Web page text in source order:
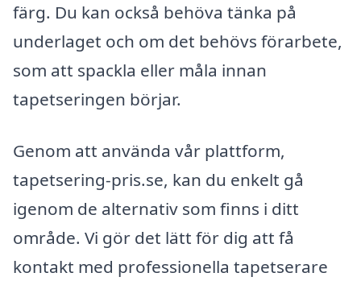
färg. Du kan också behöva tänka på
underlaget och om det behövs förarbete,
som att spackla eller måla innan
tapetseringen börjar.
Genom att använda vår plattform,
tapetsering-pris.se, kan du enkelt gå
igenom de alternativ som finns i ditt
område. Vi gör det lätt för dig att få
kontakt med professionella tapetserare